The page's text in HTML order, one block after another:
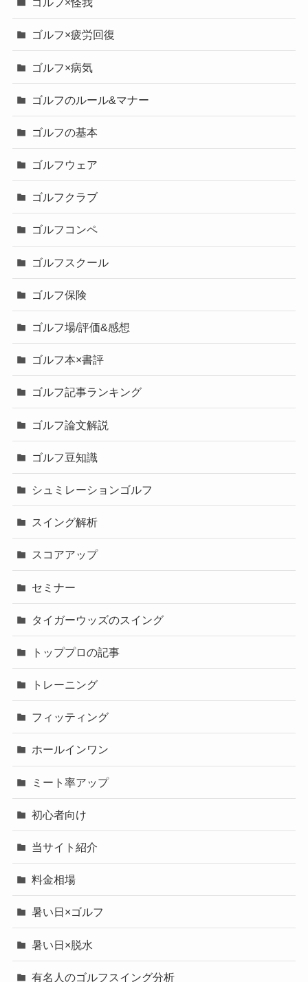
ゴルフ×疲労回復
ゴルフ×病気
ゴルフのルール&マナー
ゴルフの基本
ゴルフウェア
ゴルフクラブ
ゴルフコンペ
ゴルフスクール
ゴルフ保険
ゴルフ場/評価&感想
ゴルフ本×書評
ゴルフ記事ランキング
ゴルフ論文解説
ゴルフ豆知識
シュミレーションゴルフ
スイング解析
スコアアップ
セミナー
タイガーウッズのスイング
トッププロの記事
トレーニング
フィッティング
ホールインワン
ミート率アップ
初心者向け
当サイト紹介
料金相場
暑い日×ゴルフ
暑い日×脱水
有名人のゴルフスイング分析